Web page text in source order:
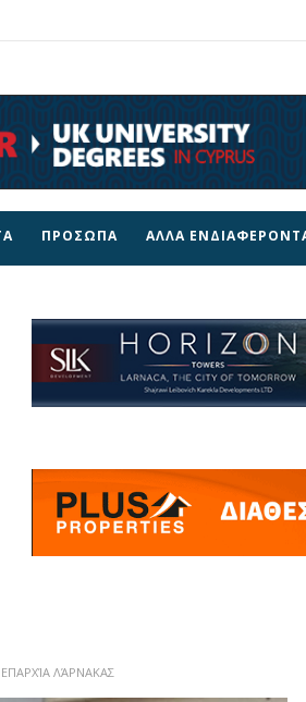
ΠΡΟΣΩΠΑ ΑΛΛΑ
ΛΆΡΝΑΚΑΣ